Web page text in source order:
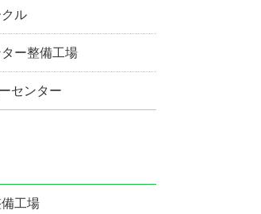
ル
ー整備工場
センター
工場